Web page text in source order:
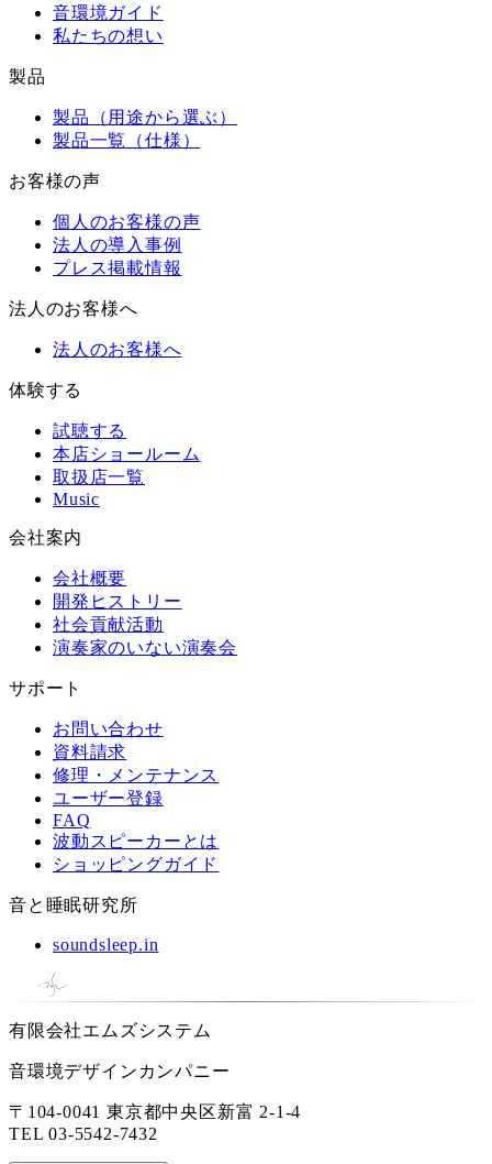
音環境ガイド
私たちの想い
製品
製品（用途から選ぶ）
製品一覧（仕様）
お客様の声
個人のお客様の声
法人の導入事例
プレス掲載情報
法人のお客様へ
法人のお客様へ
体験する
試聴する
本店ショールーム
取扱店一覧
Music
会社案内
会社概要
開発ヒストリー
社会貢献活動
演奏家のいない演奏会
サポート
お問い合わせ
資料請求
修理・メンテナンス
ユーザー登録
FAQ
波動スピーカーとは
ショッピングガイド
音と睡眠研究所
soundsleep.in
有限会社エムズシステム
音環境デザインカンパニー
〒104-0041 東京都中央区新富 2-1-4
TEL03-5542-7432